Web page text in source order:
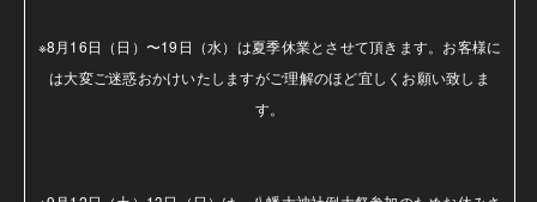
※8月16日（日）〜19日（水）は夏季休業とさせて頂きます。お客様に
は大変ご迷惑おかけいたしますがご理解のほど宜しくお願い致しま
す。